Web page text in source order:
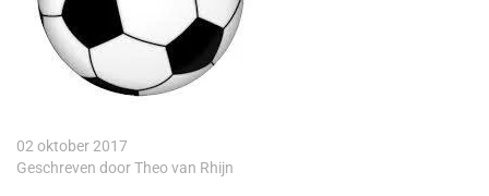
02 oktober 2017
Geschreven door Theo van Rhijn